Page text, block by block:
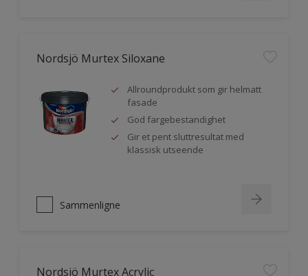
Nordsjö Murtex Siloxane
Allroundprodukt som gir helmatt
fasade
God fargebestandighet
Gir et pent sluttresultat med
klassisk utseende
Sammenligne
Nordsjö Murtex Acrylic